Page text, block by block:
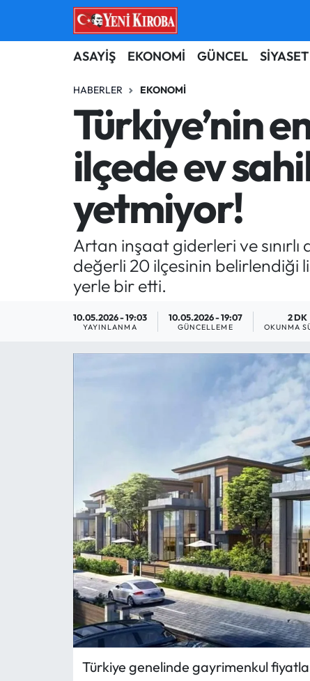
ASAYİŞ EKONOMİ GÜNCEL SİYASET
HABERLER EKONOMI
Türkiye’nin
ilçede ev
yetmiyor!
Artan inşaat giderleri ve sınırlı
değerli 20 ilçesinin belirlendiği
yerle bir etti.
10.05.2026 - 19:03
YAYINLANMA
10.05.2026 - 19:07
GÜNCELLEME
2 DK
OKUNMA
Türkiye genelinde gayrimenkul
ASAYİŞ
BİLİM-TEKNOLOJİ
DÜNYA
EKONOMİ
GÜNCEL
TURİZM
YAŞAM
RESMİ İLANLAR
HABER İLAN
Aydın Nöbetçi Eczaneler
Aydın Hava Durumu
Aydin Namaz Vakitleri
Aydın Trafik Yoğunluk Haritası
Süper Lig Puan Durumu ve Fikstür
Tüm Manşetler
Son Dakika Haberleri